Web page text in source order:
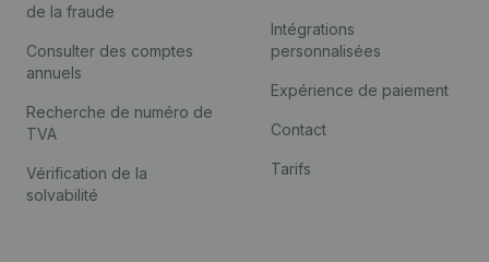
de la fraude
Consulter des comptes
annuels
Recherche de numéro de
TVA
Vérification de la
solvabilité
Intégrations
personnalisées
Expérience de paiement
Contact
Tarifs